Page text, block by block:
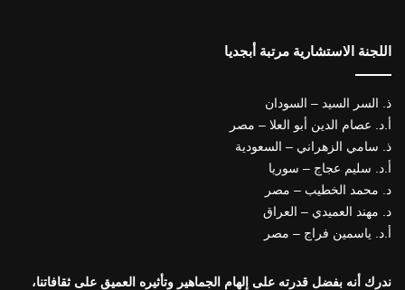
اللجنة الاستشارية مرتبة أبجديا
ذ. السر السيد – السودان
أ.د. عصام الدين أبو العلا – مصر
ذ. سامي الزهراني – السعودية
أ.د. سليم عجاج – سوريا
د. محمد الخطيب – مصر
د. مهند العميدي – العراق
أ.د. ياسمين فراج – مصر
ندرك أنه بفضل قدرته على إلهام الجماهير وتأثيره العميق على ثقافاتنا،